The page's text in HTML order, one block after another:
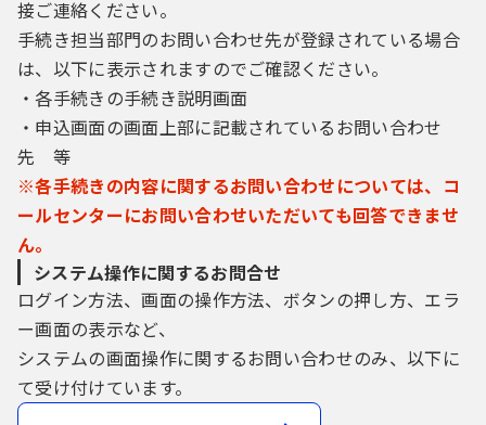
４ 利用者ＩＤ・パスワード等の管理
利用者登録により事前に登録される利用者
ＩＤ、パスワード又は申請データの送信時に
（申請データ用）は、利用者のデータの保護
に不可欠なものです。利用者は、次の事項を
（１）利用者ＩＤ、パスワード、整理番号及
びパスワード（申請データ用）は、
他者に知られないように管理してください。
（２）他者からのパスワード等の照会には応
じないでください。
（３）安全性をより高めるため、パスワード
は、定期的に変更してください。
接ご連絡ください。
手続き担当部門のお問い合わせ先が登録されている場合
は、以下に表示されますのでご確認ください。
・各手続きの手続き説明画面
・申込画面の画面上部に記載されているお問い合わせ
先 等
※各手続きの内容に関するお問い合わせについては、コ
ールセンターにお問い合わせいただいても回答できませ
ん。
システム操作に関するお問合せ
ログイン方法、画面の操作方法、ボタンの押し方、エラ
ー画面の表示など、
システムの画面操作に関するお問い合わせのみ、以下に
て受け付けています。